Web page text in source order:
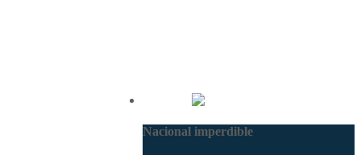
Nacional imperdible